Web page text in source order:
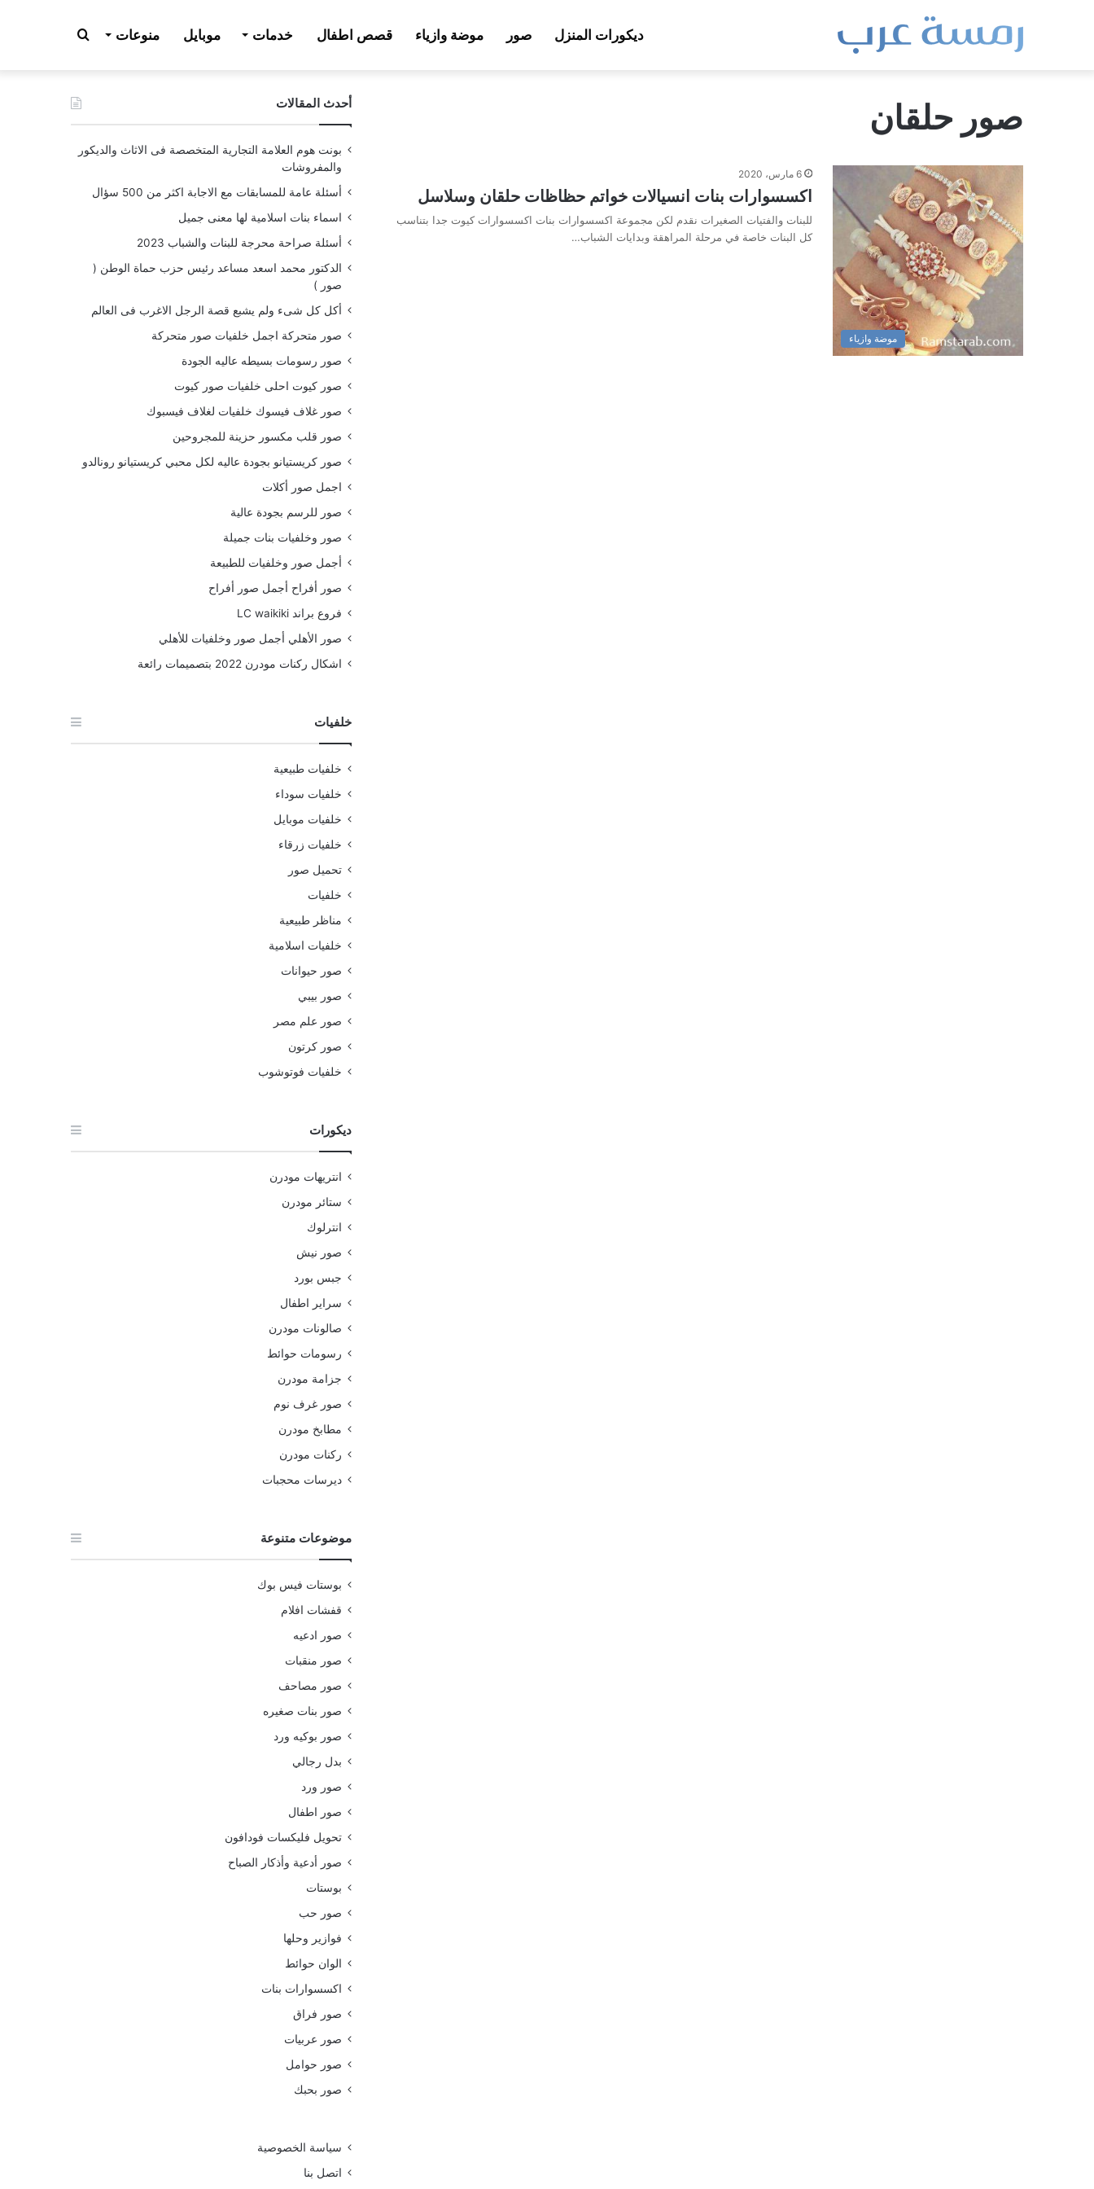
ديكورات المنزل صور موضة وازياء قصص اطفال خدمات موبايل منوعات بحث
عن صور حلقان
موضة وازياء
6 مارس، 2020
اكسسوارات بنات انسيالات خواتم حظاظات حلقان وسلاسل
للبنات والفتيات الصغيرات نقدم لكن مجموعة اكسسوارات بنات اكسسوارات كيوت جدا بتناسب
كل البنات خاصة في مرحلة المراهقة وبدايات الشباب…
أحدث المقالات
بونت هوم العلامة التجارية المتخصصة فى الاثاث والديكور
والمفروشات
أسئلة عامة للمسابقات مع الاجابة اكثر من 500 سؤال
اسماء بنات اسلامية لها معنى جميل
أسئلة صراحة محرجة للبنات والشباب 2023
الدكتور محمد اسعد مساعد رئيس حزب حماة الوطن (
صور )
أكل كل شىء ولم يشبع قصة الرجل الاغرب فى العالم
صور متحركة اجمل خلفيات صور متحركة
صور رسومات بسيطه عاليه الجودة
صور كيوت احلى خلفيات صور كيوت
صور غلاف فيسوك خلفيات لغلاف فيسبوك
صور قلب مكسور حزينة للمجروحين
صور كريستيانو بجودة عاليه لكل محبي كريستيانو رونالدو
اجمل صور أكلات
صور للرسم بجودة عالية
صور وخلفيات بنات جميلة
أجمل صور وخلفيات للطبيعة
صور أفراح أجمل صور أفراح
فروع براند LC waikiki
صور الأهلي أجمل صور وخلفيات للأهلي
اشكال ركنات مودرن 2022 بتصميمات رائعة
خلفيات
خلفيات طبيعية
خلفيات سوداء
خلفيات موبايل
خلفيات زرقاء
تحميل صور
خلفيات
مناظر طبيعية
خلفيات اسلامية
صور حيوانات
صور بيبي
صور علم مصر
صور كرتون
خلفيات فوتوشوب
ديكورات
انتريهات مودرن
ستائر مودرن
انترلوك
صور نيش
جبس بورد
سراير اطفال
صالونات مودرن
رسومات حوائط
جزامة مودرن
صور غرف نوم
مطابخ مودرن
ركنات مودرن
ديرسات محجبات
موضوعات متنوعة
بوستات فيس بوك
قفشات افلام
صور ادعيه
صور منقبات
صور مصاحف
صور بنات صغيره
صور بوكيه ورد
بدل رجالي
صور ورد
صور اطفال
تحويل فليكسات فودافون
صور أدعية وأذكار الصباح
بوستات
صور حب
فوازير وحلها
الوان حوائط
اكسسوارات بنات
صور فراق
صور عربيات
صور حوامل
صور بحبك
سياسة الخصوصية
اتصل بنا